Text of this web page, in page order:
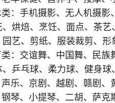
：手机摄影、无人机摄影
烘焙、烹饪、面点、茶艺
园艺、剪纸、服装裁剪、
：交谊舞、中国舞、民族
、乒乓球、柔力球、健身
乐、京剧、越剧、赣剧、
琴、小提琴、二胡、萨克